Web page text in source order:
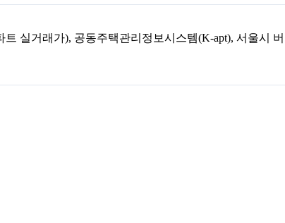
트 실거래가), 공동주택관리정보시스템(K-apt), 서울시